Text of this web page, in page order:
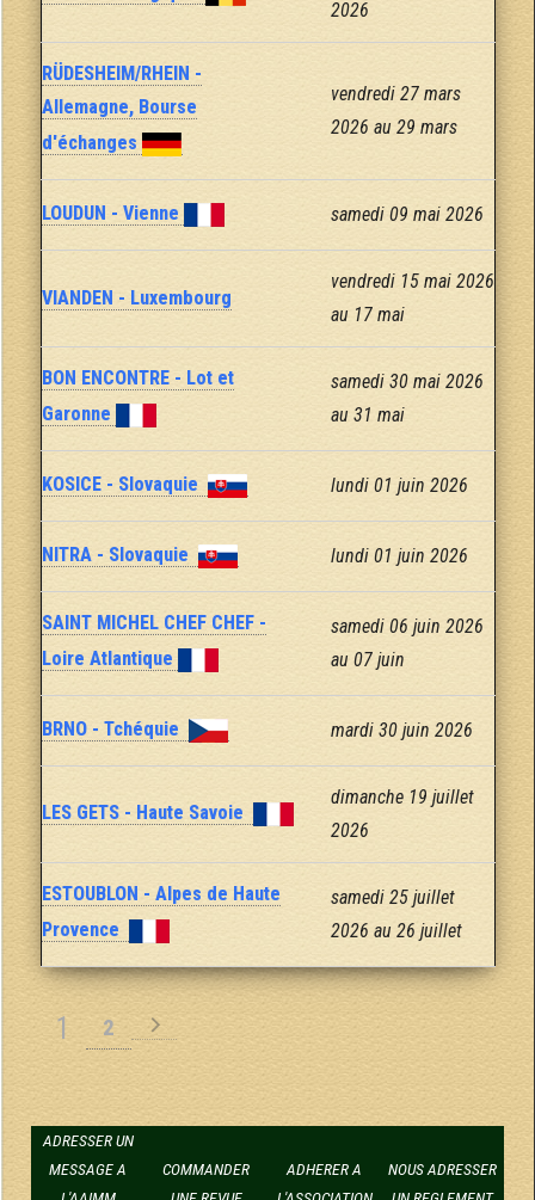
2026
RÜDESHEIM/RHEIN -
Allemagne, Bourse
d'échanges
vendredi 27 mars
2026 au 29 mars
LOUDUN - Vienne samedi 09 mai 2026
VIANDEN - Luxembourg
vendredi 15 mai 2026
au 17 mai
BON ENCONTRE - Lot et
Garonne
samedi 30 mai 2026
au 31 mai
KOSICE - Slovaquie lundi 01 juin 2026
NITRA - Slovaquie lundi 01 juin 2026
SAINT MICHEL CHEF CHEF -
Loire Atlantique
samedi 06 juin 2026
au 07 juin
BRNO - Tchéquie mardi 30 juin 2026
LES GETS - Haute Savoie
dimanche 19 juillet
2026
ESTOUBLON - Alpes de Haute
Provence
samedi 25 juillet
2026 au 26 juillet
1 2
ADRESSER UN
MESSAGE A
COMMANDER
ADHERER A
NOUS ADRESSER